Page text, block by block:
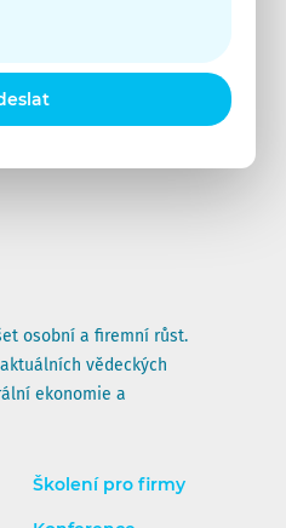
osobní a firemní růst.
vědeckých
ekonomie a
Školení pro firmy